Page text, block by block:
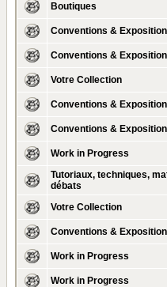
Boutiques
Conventions &
Conventions &
Votre Collection
Conventions &
Conventions &
Work in Progress
Tutoriaux, techniques,
débats
Votre Collection
Conventions &
Work in Progress
Work in Progress